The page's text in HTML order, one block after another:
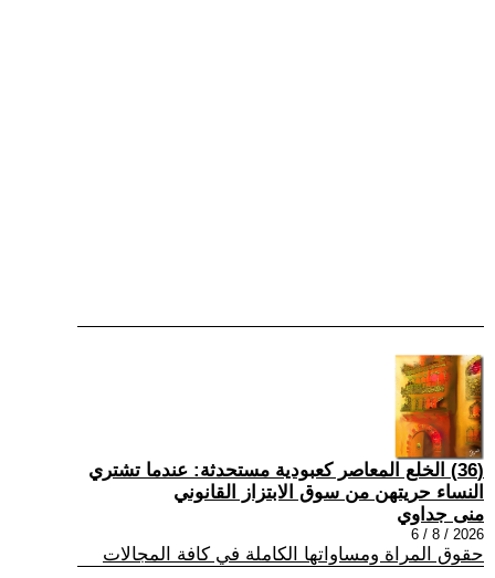
(36) الخلع المعاصر كعبودية مستحدثة: عندما تشتري
النساء حريتهن من سوق الابتزاز القانوني
منى جداوي
2026 / 8 / 6
حقوق المراة ومساواتها الكاملة في كافة المجالات